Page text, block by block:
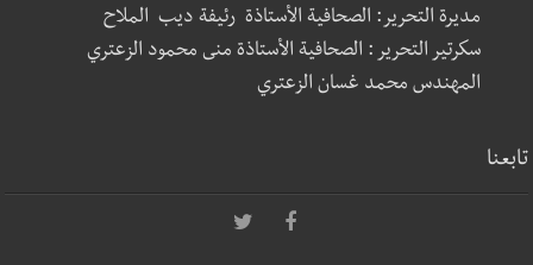
مديرة التحرير: الصحافية الأستاذة رئيفة ديب الملاح
سكرتير التحرير : الصحافية الأستاذة منى محمود الزعتري
المهندس محمد غسان الزعتري
تابعنا